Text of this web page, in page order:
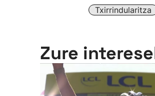
Txirrindularitza
Zure